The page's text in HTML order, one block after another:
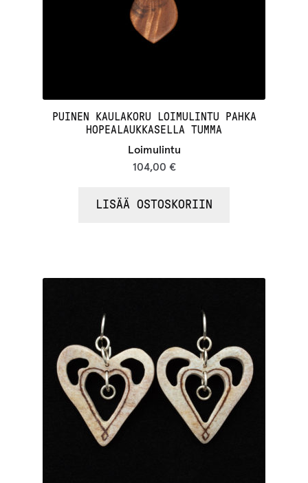
PUINEN KAULAKORU LOIMULINTU PAHKA
HOPEALAUKKASELLA TUMMA
Loimulintu
104,00 €
LISÄÄ OSTOSKORIIN